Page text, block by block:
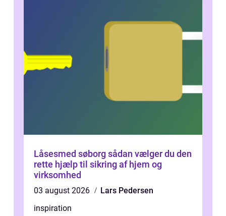
Låsesmed søborg sådan vælger du den
rette hjælp til sikring af hjem og
virksomhed
03 august 2026
Lars Pedersen
inspiration